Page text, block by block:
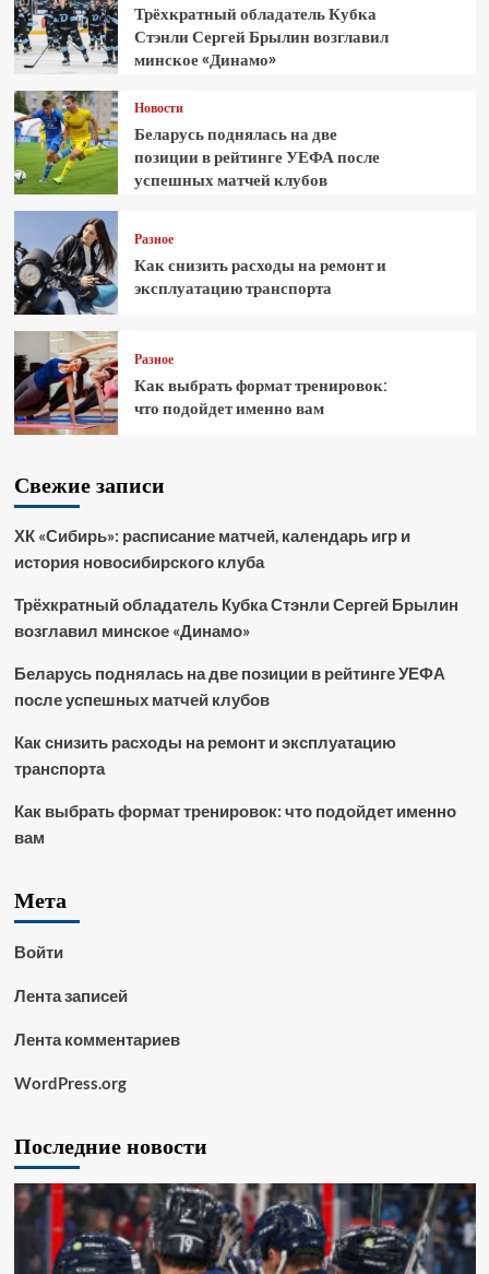
Трёхкратный обладатель Кубка
Стэнли Сергей Брылин возглавил
минское «Динамо»
Новости
Беларусь поднялась на две
позиции в рейтинге УЕФА после
успешных матчей клубов
Разное
Как снизить расходы на ремонт и
эксплуатацию транспорта
Разное
Как выбрать формат тренировок:
что подойдет именно вам
Свежие записи
ХК «Сибирь»: расписание матчей, календарь игр и
история новосибирского клуба
Трёхкратный обладатель Кубка Стэнли Сергей Брылин
возглавил минское «Динамо»
Беларусь поднялась на две позиции в рейтинге УЕФА
после успешных матчей клубов
Как снизить расходы на ремонт и эксплуатацию
транспорта
Как выбрать формат тренировок: что подойдет именно
вам
Мета
Войти
Лента записей
Лента комментариев
WordPress.org
Последние новости